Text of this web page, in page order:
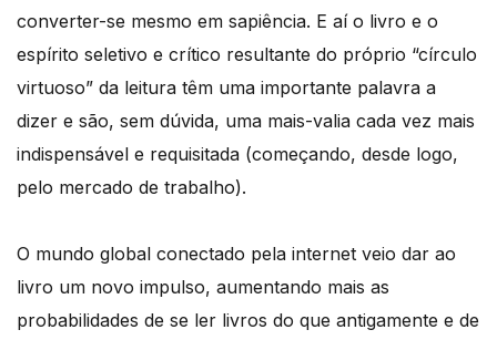
converter-se mesmo em sapiência. E aí o livro e o
espírito seletivo e crítico resultante do próprio “círculo
virtuoso” da leitura têm uma importante palavra a
dizer e são, sem dúvida, uma mais-valia cada vez mais
indispensável e requisitada (começando, desde logo,
pelo mercado de trabalho).
O mundo global conectado pela internet veio dar ao
livro um novo impulso, aumentando mais as
probabilidades de se ler livros do que antigamente e de